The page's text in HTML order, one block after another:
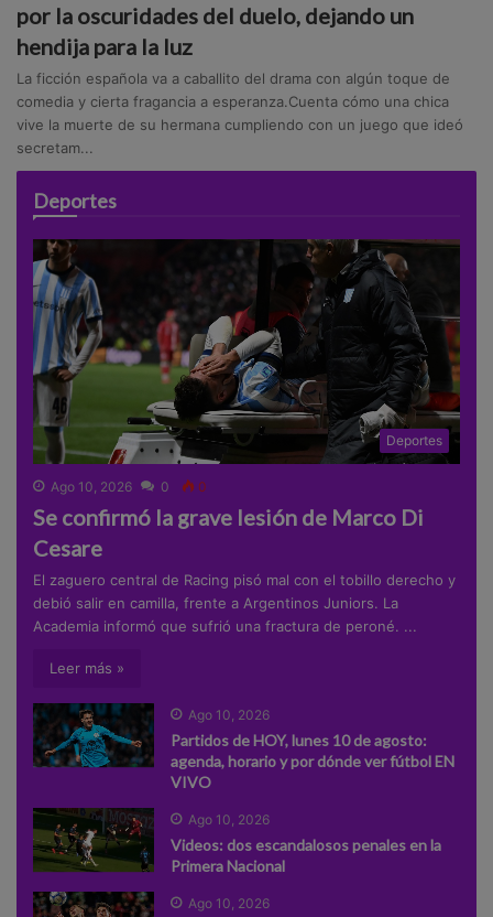
por la oscuridades del duelo, dejando un
hendija para la luz
La ficción española va a caballito del drama con algún toque de
comedia y cierta fragancia a esperanza.Cuenta cómo una chica
vive la muerte de su hermana cumpliendo con un juego que ideó
secretam...
Deportes
Deportes
Ago 10, 2026 0 0
Se confirmó la grave lesión de Marco Di
Cesare
El zaguero central de Racing pisó mal con el tobillo derecho y
debió salir en camilla, frente a Argentinos Juniors. La
Academia informó que sufrió una fractura de peroné. ...
Leer más »
Ago 10, 2026
Partidos de HOY, lunes 10 de agosto:
agenda, horario y por dónde ver fútbol EN
VIVO
Ago 10, 2026
Videos: dos escandalosos penales en la
Primera Nacional
Ago 10, 2026